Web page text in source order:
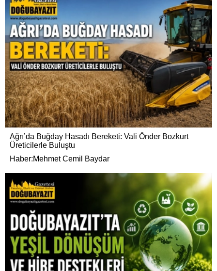
Ağrı’da Buğday Hasadı Bereketi: Vali Önder Bozkurt
Üreticilerle Buluştu
Haber:Mehmet Cemil Baydar